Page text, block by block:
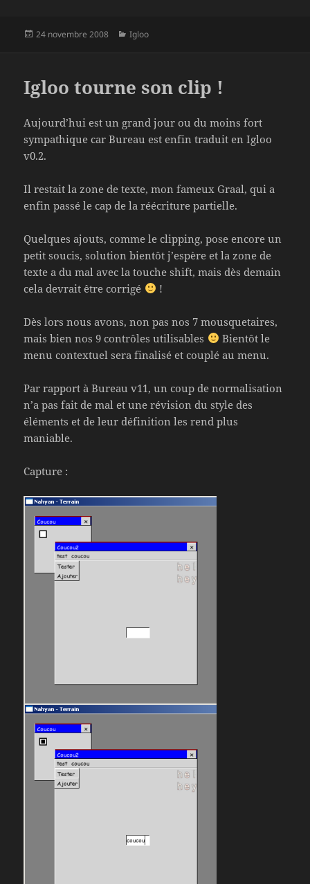
Publié
24 novembre 2008 Catégories
Igloo
Igloo tourne son clip !
Aujourd’hui est un grand jour ou du moins fort
sympathique car Bureau est enfin traduit en Igloo
v0.2.
Il restait la zone de texte, mon fameux Graal, qui a
enfin passé le cap de la réécriture partielle.
Quelques ajouts, comme le clipping, pose encore un
petit soucis, solution bientôt j’espère et la zone de
texte a du mal avec la touche shift, mais dès demain
cela devrait être corrigé
!
Dès lors nous avons, non pas nos 7 mousquetaires,
mais bien nos 9 contrôles utilisables
Bientôt le
menu contextuel sera finalisé et couplé au menu.
Par rapport à Bureau v11, un coup de normalisation
n’a pas fait de mal et une révision du style des
éléments et de leur définition les rend plus
maniable.
Capture :